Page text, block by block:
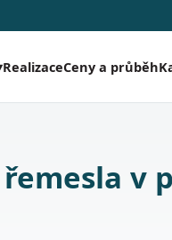
RealizaceCeny a průběh
v